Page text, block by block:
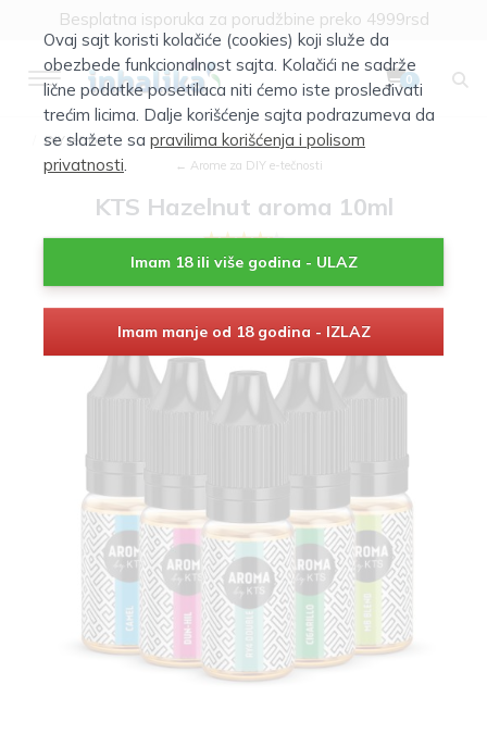
Besplatna isporuka za porudžbine preko 4999rsd
0
DIY tečnost
← Arome za DIY e-tečnosti
KTS Hazelnut aroma 10ml
Ovaj sajt koristi kolačiće (cookies) koji služe da
obezbede funkcionalnost sajta. Kolačići ne sadrže
lične podatke posetilaca niti ćemo iste prosleđivati
trećim licima. Dalje korišćenje sajta podrazumeva da
se slažete sa pravilima korišćenja i polisom
privatnosti.
Imam 18 ili više godina - ULAZ
Imam manje od 18 godina - IZLAZ